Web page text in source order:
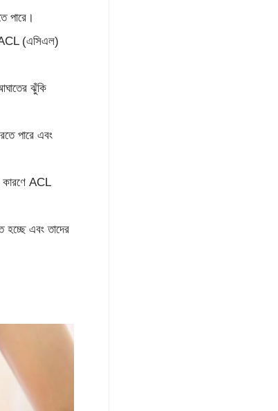
পারে।
ACL (এসিএল)
ঝুঁকি
পারে এবং
কারণে ACL
এবং তাদের